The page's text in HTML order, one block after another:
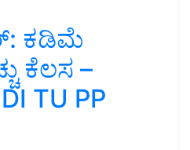
ಕಡಿಮೆ
ಕೆಲಸ –
TU PP